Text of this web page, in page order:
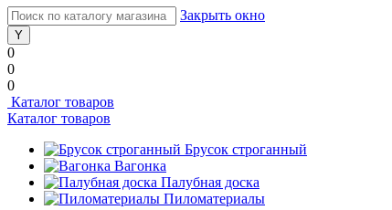
Закрыть окно
0
0
0
Каталог товаров
Каталог товаров
Брусок строганный
Вагонка
Палубная доска
Пиломатериалы